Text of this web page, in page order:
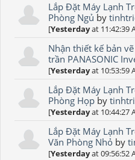
Lắp Đặt Máy Lạnh
Phòng Ngủ by
[Yesterdayat 11:42:39
Nhận thiết kế bản
trần PANASONIC
[Yesterdayat 10:53:59
Lắp Đặt Máy Lạnh
Phòng Họp by
[Yesterdayat 10:44:27
Lắp Đặt Máy Lạnh
Văn Phòng Nhỏ by
[Yesterdayat 09:56:52